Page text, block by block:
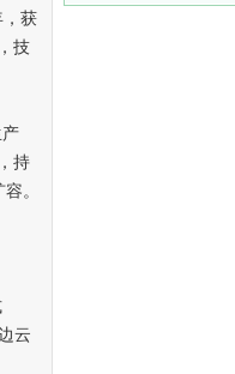
，获
技
持
。
云